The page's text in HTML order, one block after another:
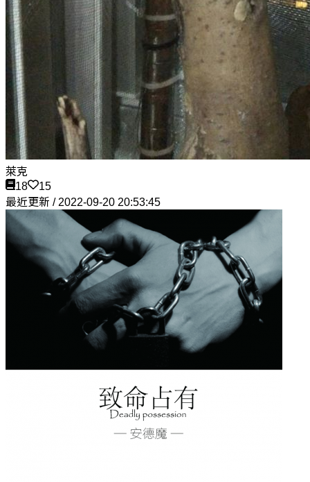
萊克
18
15
最近更新 / 2022-09-20 20:53:45